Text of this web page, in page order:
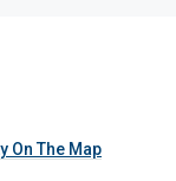
On The Map